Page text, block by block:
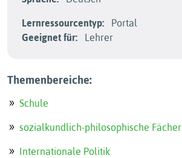
Lernressourcentyp:
Portal
Geeignet für:
Lehrer
Themenbereiche:
Schule
sozialkundlich-philosophische Fächer
Internationale Politik